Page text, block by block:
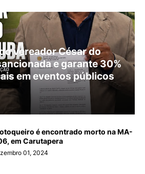
vereador César do
e garante 30%
em eventos públicos
é encontrado morto na MA-
em Carutapera
01, 2024